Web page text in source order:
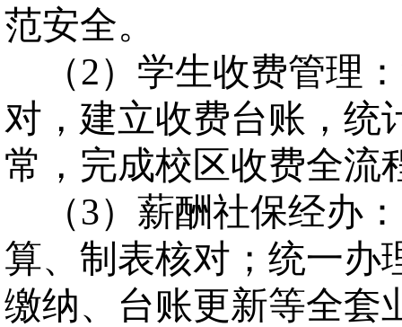
范安全。
（2） 学生收费管理
对，建立收费台账，统
常，完成校区收费全流
（3） 薪酬社保经办
算、制表核对；统一办
缴纳、台账更新等全套